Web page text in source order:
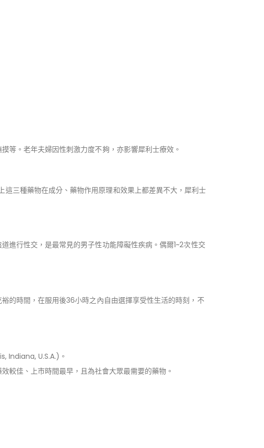
等。老年夫婦因性刺激力度不夠，亦影響犀利士療效。
這三種藥物在成分、藥物作用原理和效果上都差異不大，犀利士
進行性交，是最常見的男子性功能障礙性疾病。偶爾1~2次性交
的時間，在服用後36小時之內自由選擇享受性生活的時刻，不
Indiana, U.S.A.)。
較佳、上市時間最早，且為社會大眾最需要的藥物。